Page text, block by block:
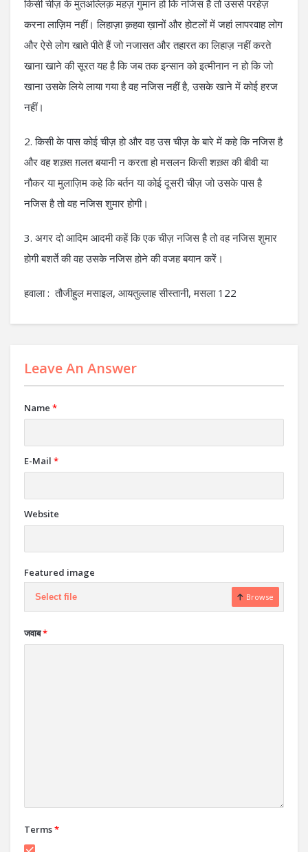
किसी चीज़ के मुतअल्लिक़ महज़ गुमान हो कि नजिस है तो उससे परहेज़
करना लाज़िम नहीं। लिहाज़ा क़हवा ख़ानों और होटलों में जहां लापरवाह लोग
और ऐसे लोग खाते पीते हैं जो नजासत और तहारत का लिहाज़ नहीं करते
खाना खाने की सूरत यह है कि जब तक इन्सान को इत्मीनान न हो कि जो
खाना उसके लिये लाया गया है वह नजिस नहीं है, उसके खाने में कोई हरज
नहीं।
2. किसी के पास कोई चीज़ हो और वह उस चीज़ के बारे में कहे कि नजिस है
और वह शख़्स ग़लत बयानी न करता हो मसलन किसी शख़्स की बीवी या
नौकर या मुलाज़िम कहे कि बर्तन या कोई दूसरी चीज़ जो उसके पास है
नजिस है तो वह नजिस शुमार होगी।
3. अगर दो आदिम आदमी कहें कि एक चीज़ नजिस है तो वह नजिस शुमार
होगी बशर्ते की वह उसके नजिस होने की वजह बयान करें।
हवाला : तौजीहुल मसाइल, आयतुल्लाह सीस्तानी, मसला 122
Leave An Answer
Name *
E-Mail *
Website
Featured image
Select file Browse
जवाब*
Terms*